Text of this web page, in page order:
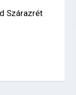
Szárazrét